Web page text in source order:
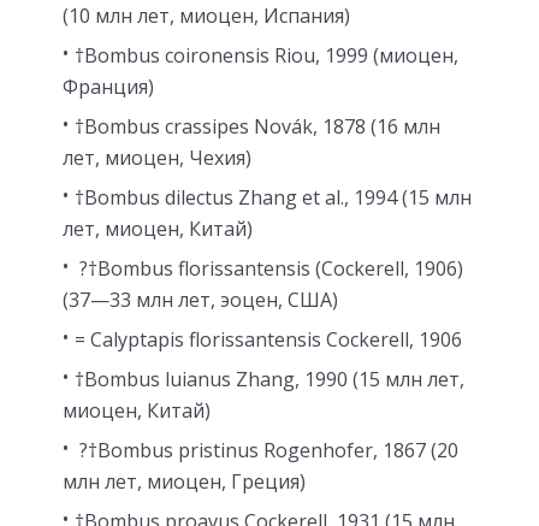
(10 млн лет, миоцен, Испания)
†Bombus coironensis Riou, 1999 (миоцен,
Франция)
†Bombus crassipes Novák, 1878 (16 млн
лет, миоцен, Чехия)
†Bombus dilectus Zhang et al., 1994 (15 млн
лет, миоцен, Китай)
?†Bombus florissantensis (Cockerell, 1906)
(37—33 млн лет, эоцен, США)
= Calyptapis florissantensis Cockerell, 1906
†Bombus luianus Zhang, 1990 (15 млн лет,
миоцен, Китай)
?†Bombus pristinus Rogenhofer, 1867 (20
млн лет, миоцен, Греция)